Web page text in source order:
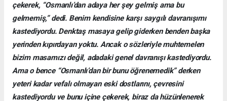
çekerek, “Osmanlı’dan adaya her şey gelmiş ama bu
gelmemiş,” dedi. Benim kendisine karşı saygılı davranışımı
kastediyordu. Denktaş masaya gelip giderken benden başka
yerinden kıpırdayan yoktu. Ancak o sözleriyle muhtemelen
bizim masamızı değil, adadaki genel davranışı kastediyordu.
Ama o bence “Osmanlı’dan bir bunu öğrenemedik” derken
yeteri kadar vefalı olmayan eski dostlarını, çevresini
kastediyordu ve bunu içine çekerek, biraz da hüzünlenerek